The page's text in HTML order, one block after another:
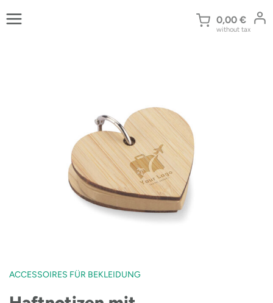
Inhalt
0,00 €
without tax
ACCESSOIRES FÜR BEKLEIDUNG